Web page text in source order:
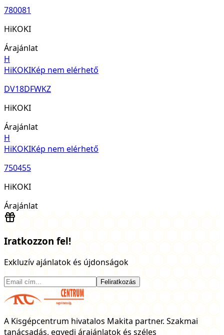
780081
HiKOKI
Árajánlat
H
HiKOKIKép nem elérhető
DV18DFWKZ
HiKOKI
Árajánlat
H
HiKOKIKép nem elérhető
750455
HiKOKI
Árajánlat
Iratkozzon fel!
Exkluzív ajánlatok és újdonságok
Feliratkozás
A Kisgépcentrum hivatalos Makita partner. Szakmai
tanácsadás, egyedi árajánlatok és széles